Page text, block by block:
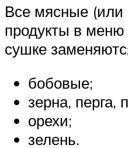
Все мясные (или
продукты в
сушке
бобовые;
зерна, перга,
орехи;
зелень.